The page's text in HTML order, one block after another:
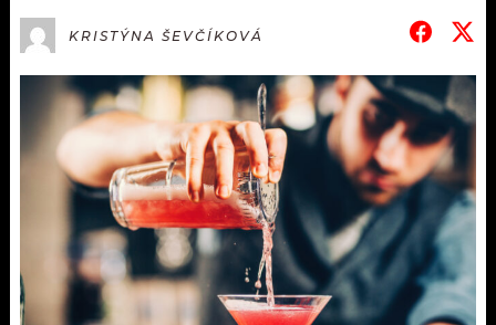
#NEBUDUDOMA
KALENDÁŘ
KVÍZY
TRENDY
KULTURA
APLIKACE
PROGRAM
PLAYLIST
JAK NALADIT
SOUTĚŽE
KRISTÝNA ŠEVČÍKOVÁ